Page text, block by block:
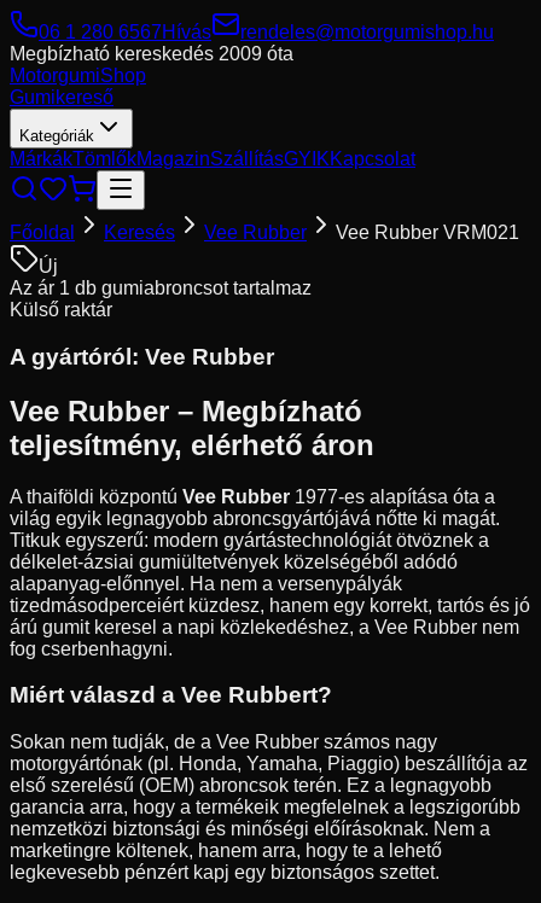
06 1 280 6567Hívás
rendeles@motorgumishop.hu
Megbízható kereskedés 2009 óta
MotorgumiShop
Gumikereső
Kategóriák
MárkákTömlőkMagazinSzállításGYIKKapcsolat
Főoldal Keresés Vee Rubber
Vee Rubber VRM021
Új
Az ár 1 db gumiabroncsot tartalmaz
Külső raktár
A gyártóról: Vee Rubber
Vee Rubber – Megbízható
teljesítmény, elérhető áron
A thaiföldi központú Vee Rubber 1977-es alapítása óta a
világ egyik legnagyobb abroncsgyártójává nőtte ki magát.
Titkuk egyszerű: modern gyártástechnológiát ötvöznek a
délkelet-ázsiai gumiültetvények közelségéből adódó
alapanyag-előnnyel. Ha nem a versenypályák
tizedmásodperceiért küzdesz, hanem egy korrekt, tartós és jó
árú gumit keresel a napi közlekedéshez, a Vee Rubber nem
fog cserbenhagyni.
Miért válaszd a Vee Rubbert?
Sokan nem tudják, de a Vee Rubber számos nagy
motorgyártónak (pl. Honda, Yamaha, Piaggio) beszállítója az
első szerelésű (OEM) abroncsok terén. Ez a legnagyobb
garancia arra, hogy a termékeik megfelelnek a legszigorúbb
nemzetközi biztonsági és minőségi előírásoknak. Nem a
marketingre költenek, hanem arra, hogy te a lehető
legkevesebb pénzért kapj egy biztonságos szettet.